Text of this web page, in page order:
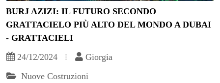
BURJ AZIZI: IL FUTURO SECONDO
GRATTACIELO PIÙ ALTO DEL MONDO A DUBAI
- GRATTACIELI
24/12/2024
Giorgia
Nuove Costruzioni